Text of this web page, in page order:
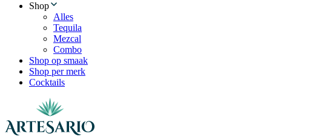
Shop
Alles
Tequila
Mezcal
Combo
Shop op smaak
Shop per merk
Cocktails